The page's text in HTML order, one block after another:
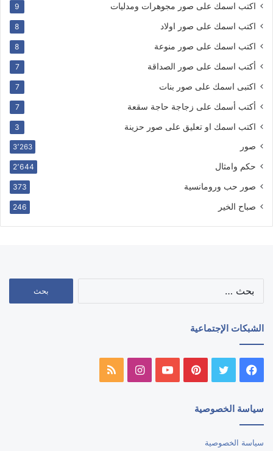
اكتب اسمك على صور مجوهرات ومدليات 9
اكتب اسمك على صور اولاد 8
اكتب اسمك على صور منوعة 8
أكتب اسمك على صور الصداقة 7
اكتبى اسمك على صور بنات 7
أكتب أسمك على زجاجة حاجة سقعة 7
اكتب اسمك او تعليق على صور حزينة 3
صور 3٬263
حكم وامثال 2٬644
صور حب ورومانسية 373
صباح الخير 246
الشبكات الإجتماعية
فيسبوك تويتر بينتيريستيوتيوبانستقرامملخص
سياسة الخصوصية
سياسة الخصوصية